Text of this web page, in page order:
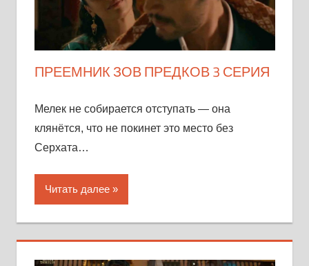
ПРЕЕМНИК ЗОВ ПРЕДКОВ 3 СЕРИЯ
Мелек не собирается отступать — она
клянётся, что не покинет это место без
Серхата…
Читать далее